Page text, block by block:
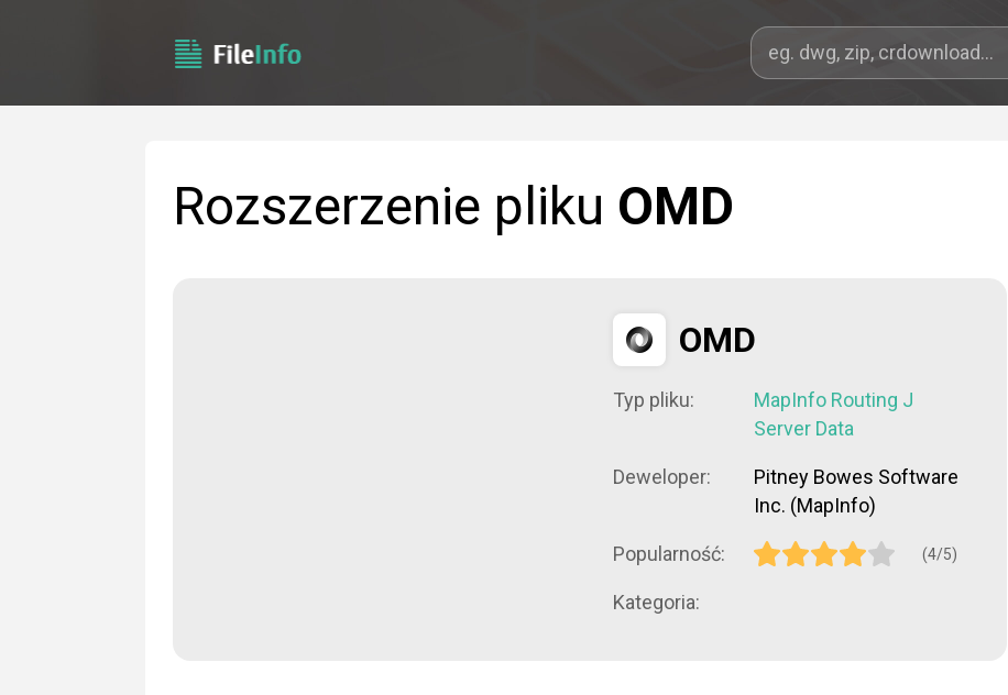
Rozszerzenie pliku OMD
OMD
Typ pliku:
MapInfo Routing J
Server Data
Deweloper:
Pitney Bowes Software
Inc. (MapInfo)
Popularność: (4/5)
Kategoria: